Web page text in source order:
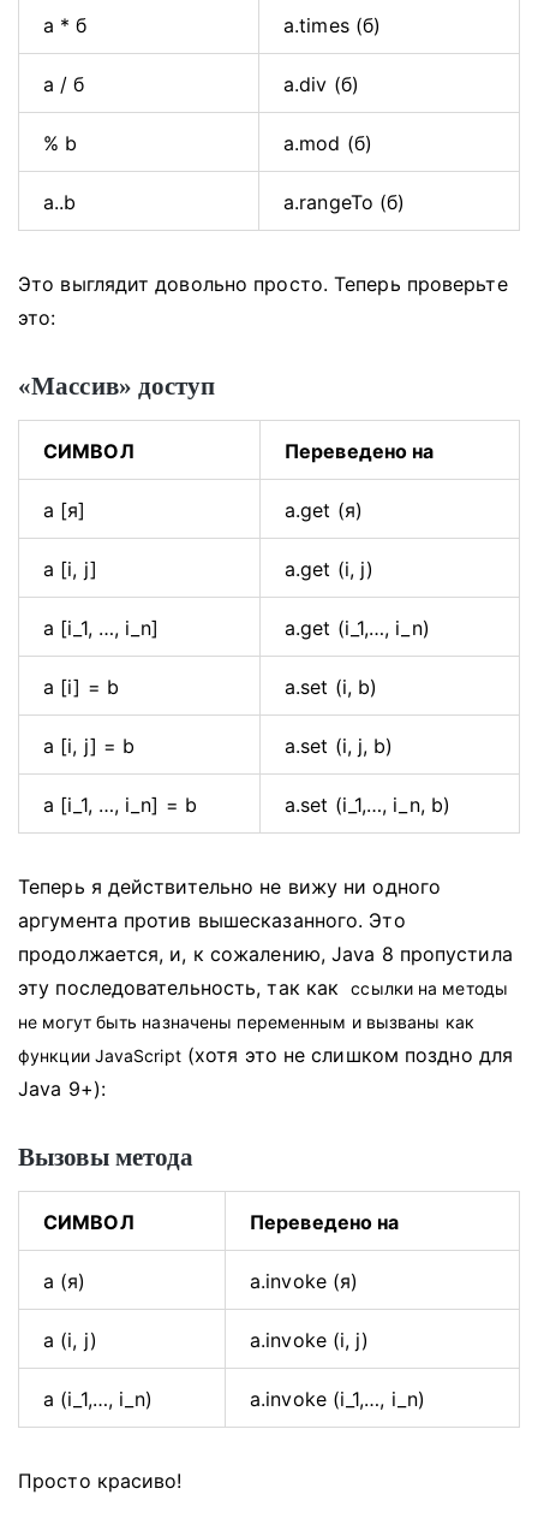
а * б a.times (б)
а / б a.div (б)
% b a.mod (б)
a..b a.rangeTo (б)
Это выглядит довольно просто.Теперь проверьте
это:
«Массив» доступ
СИМВОЛ Переведено на
а [я] a.get (я)
a [i, j] a.get (i, j)
a [i_1, …, i_n] a.get (i_1,…, i_n)
a [i] = b a.set (i, b)
a [i, j] = b a.set (i, j, b)
a [i_1, …, i_n] = b a.set (i_1,…, i_n, b)
Теперь я действительно не вижу ни одного
аргумента против вышесказанного. Это
продолжается, и, к сожалению, Java 8 пропустила
эту последовательность, так какссылки на методы
не могут быть назначены переменным и вызваны как
функции JavaScript(хотя это не слишком поздно для
Java 9+):
Вызовы метода
СИМВОЛ Переведено на
а (я) a.invoke (я)
a (i, j) a.invoke (i, j)
a (i_1,…, i_n) a.invoke (i_1,…, i_n)
Просто красиво!